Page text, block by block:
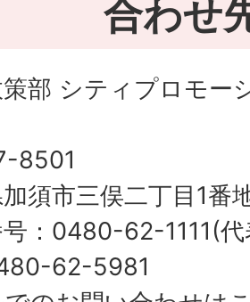
合わせ
部 シティプロモー
8501
須市三俣二丁目1番
号：0480-62-1111(
62-5981